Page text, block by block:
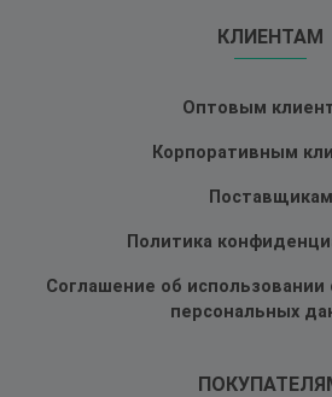
КЛИЕНТАМ
Оптовым
Корпоративным
Поставщикам
Политика
Соглашение об использовании
персональных